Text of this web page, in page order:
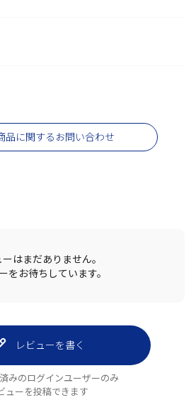
品に関するお問い合わせ
ーはまだありません。
をお待ちしています。
レビューを書く
みのログインユーザーのみ
ューを投稿できます